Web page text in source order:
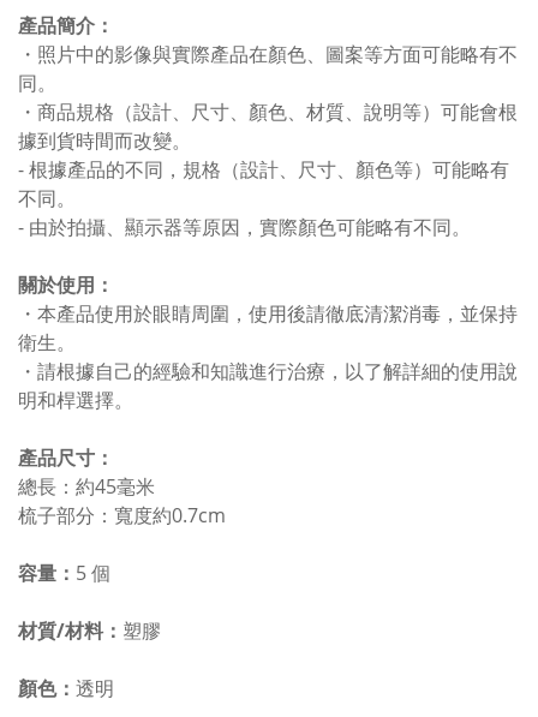
產品簡介：
・照片中的影像與實際產品在顏色、圖案等方面可能略有不
同。
・商品規格（設計、尺寸、顏色、材質、說明等）可能會根
據到貨時間而改變。
- 根據產品的不同，規格（設計、尺寸、顏色等）可能略有
不同。
- 由於拍攝、顯示器等原因，實際顏色可能略有不同。
關於使用：
・本產品使用於眼睛周圍，使用後請徹底清潔消毒，並保持
衛生。
・請根據自己的經驗和知識進行治療，以了解詳細的使用說
明和桿選擇。
產品尺寸：
總長：約45毫米
梳子部分：寬度約0.7cm
容量： 5 個
材質/材料： 塑膠
顏色： 透明